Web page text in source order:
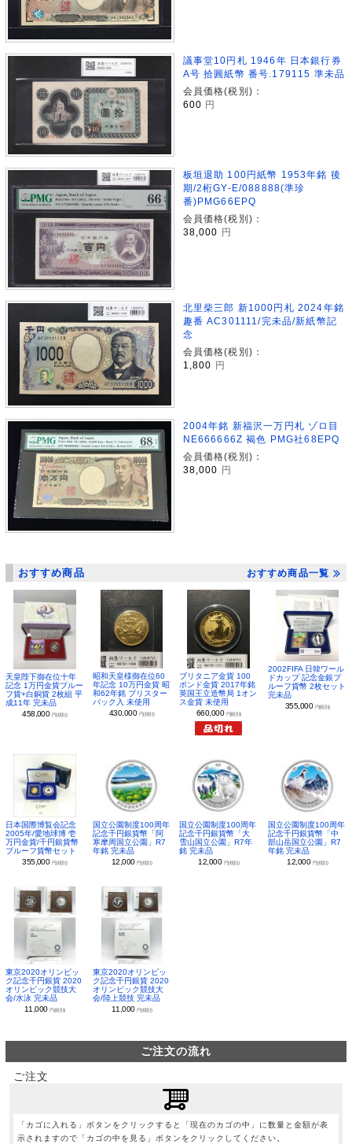
議事堂10円札 1946年 日本銀行券
A号 拾圓紙幣 番号.179115 準未品
会員価格(税別)：
600 円
板垣退助 100円紙幣 1953年銘 後
期/2桁GY-E/088888(準珍
番)PMG66EPQ
会員価格(税別)：
38,000
円
北里柴三郎 新1000円札 2024年銘
趣番 AC301111/完未品/新紙幣記
念
会員価格(税別)：
1,800
円
2004年銘 新福沢一万円札 ゾロ目
NE666666Z 褐色 PMG社68EPQ
会員価格(税別)：
38,000
円
おすすめ商品 おすすめ商品一覧
天皇陛下御在位十年
記念 1万円金貨プルー
フ貨+白銅貨 2枚組 平
成11年 完未品
458,000 円(税別)
昭和天皇様御在位60
年記念 10万円金貨 昭
和62年銘 ブリスター
パック入 未使用
430,000 円(税別)
ブリタニア金貨 100
ポンド金貨 2017年銘
英国王立造幣局 1オン
ス金貨 未使用
660,000 円(税別)
2002FIFA 日韓ワール
ドカップ 記念金銀プ
ルーフ貨幣 2枚セット
完未品
355,000 円(税別)
日本国際博覧会記念
2005年/愛地球博 壱
万円金貨/千円銀貨幣
プルーフ貨幣セット
355,000 円(税別)
国立公園制度100周年
記念千円銀貨幣「阿
寒摩周国立公園」R7
年銘 完未品
12,000 円(税別)
国立公園制度100周年
記念千円銀貨幣「大
雪山国立公園」R7年
銘 完未品
12,000 円(税別)
国立公園制度100周年
記念千円銀貨幣「中
部山岳国立公園」R7
年銘 完未品
12,000 円(税別)
東京2020オリンピッ
ク記念千円銀貨 2020
オリンピック競技大
会/水泳 完未品
11,000円(税別)
東京2020オリンピッ
ク記念千円銀貨 2020
オリンピック競技大
会/陸上競技 完未品
11,000 円(税別)
ご注文の流れ
ご注文
「カゴに入れる」ボタンをクリックすると「現在のカゴの中」に数量と金額が表
示されますので「カゴの中を見る」ボタンをクリックしてください。